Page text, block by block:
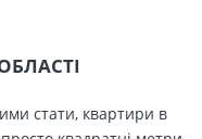
стати, квартири в